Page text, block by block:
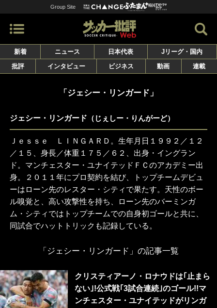
Group Site
新着 ニュース 日本代表
Jリーグ・国内
批評
インタビュー ビジネス 動画 連載
「ジェシー・リンガード」
ジェシー・リンガード （じぇしー・りんがーど）
Ｊｅｓｓｅ ＬＩＮＧＡＲＤ。生年月日１９９２／１２
／１５、身長／体重１７５／６２、出身・イングラン
ド。マンチェスター・ユナイテッドＦＣのアカデミー出
身。２０１１年にプロ契約を結び、トップチームデビュ
ーはローン先のレスター・シティで果たす。天性のボー
ル嗅覚と、高い攻撃性を持ち、ローン先のバーミンガ
ム・シティではトップチームでの自身初ゴールと共に、
同試合でハットトリックも記録している。
「ジェシー・リンガード」の記事一覧
クリスティアーノ・ロナウドは｢止まら
ない｣!公式戦｢3試合連続｣のゴール!!マ
ンチェスター・ユナイテッドがリンガ